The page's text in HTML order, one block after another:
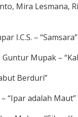
Mira Lesmana,
I.C.S. – “Samsara”
Mupak –
Berduri”
“Ipar adalah Maut”